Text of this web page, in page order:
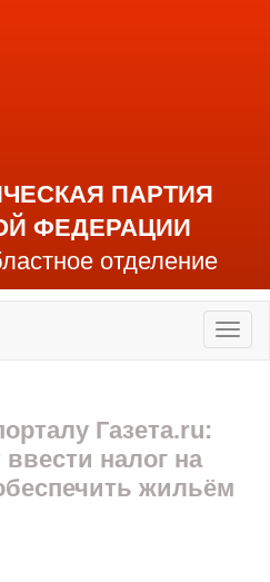
ПАРТИЯ
ФЕДЕРАЦИИ
отделение
Газета.ru:
налог на
жильём